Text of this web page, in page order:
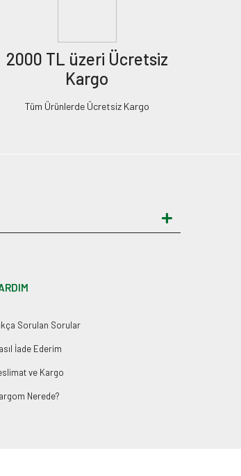
2000 TL üzeri Ücretsiz
Kargo
Tüm Ürünlerde Ücretsiz Kargo
Sorulan Sorular
İade Ederim
ve Kargo
Nerede?